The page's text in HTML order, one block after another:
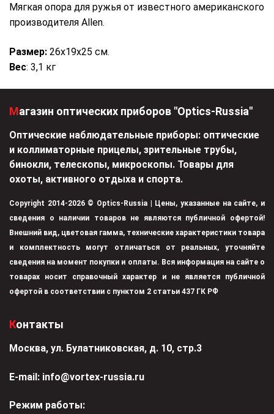
Мягкая опора для ружья от известного американского
производителя Allen.
Размер: 26х19х25 см.
Вес: 3,1 кг
Магазин оптических приборов "Optics-Russia"
Оптические наблюдательные приборы: оптические
и коллиматорные прицелы, зрительные трубы,
бинокли, телескопы, микроскопы. Товары для
охоты, активного отдыха и спорта.
Copyright 2014-2026 © Optics-Russia | Цены, указанные на сайте, и
сведения о наличии товаров не являются публичной офертой!
Внешний вид, цветовая гамма, технические характеристики товара
и комплектность могут отличаться от реальных, уточняйте
сведения на момент покупки и оплаты. Вся информация на сайте о
товарах носит справочный характер и не является публичной
офертой в соответствии с пунктом 2 статьи 437 ГК РФ
Контакты
Москва, ул. Булатниковская, д. 10, стр.3
Е-mail: info@vortex-russia.ru
Режим работы: